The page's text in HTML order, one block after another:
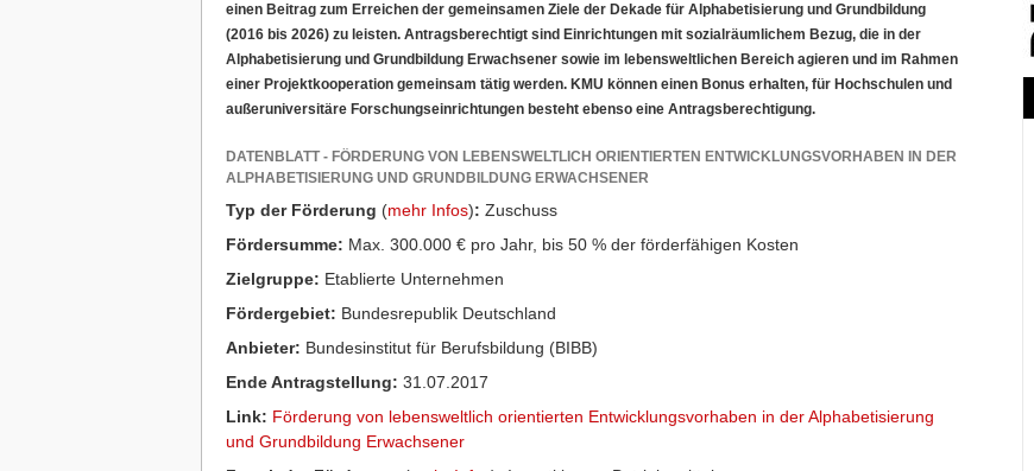
einen Beitrag zum Erreichen der gemeinsamen Ziele der Dekade für Alphabetisierung und Grundbildung
(2016 bis 2026) zu leisten. Antragsberechtigt sind Einrichtungen mit sozialräumlichem Bezug, die in der
Alphabetisierung und Grundbildung Erwachsener sowie im lebensweltlichen Bereich agieren und im Rahmen
einer Projektkooperation gemeinsam tätig werden. KMU können einen Bonus erhalten, für Hochschulen und
außeruniversitäre Forschungseinrichtungen besteht ebenso eine Antragsberechtigung.
DATENBLATT - FÖRDERUNG VON LEBENSWELTLICH ORIENTIERTEN ENTWICKLUNGSVORHABEN IN DER
ALPHABETISIERUNG UND GRUNDBILDUNG ERWACHSENER
Typ der Förderung (mehr Infos): Zuschuss
Fördersumme: Max. 300.000 € pro Jahr, bis 50 % der förderfähigen Kosten
Zielgruppe: Etablierte Unternehmen
Fördergebiet: Bundesrepublik Deutschland
Anbieter: Bundesinstitut für Berufsbildung (BIBB)
Ende Antragstellung: 31.07.2017
Link: Förderung von lebensweltlich orientierten Entwicklungsvorhaben in der Alphabetisierung
und Grundbildung Erwachsener